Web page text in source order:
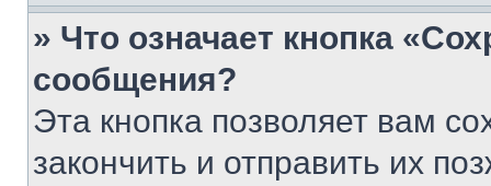
» Что означает кнопка
сообщения?
Эта кнопка позволяет вам
закончить и отправить их